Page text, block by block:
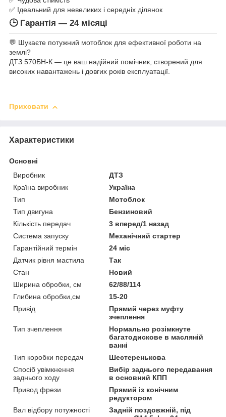
✅ Ідеальний для невеликих і середніх ділянок
🕒 Гарантія — 24 місяці
💬 Шукаєте потужний мотоблок для ефективної роботи на
землі?
ДТЗ 570БН-К — це ваш надійний помічник, створений для
високих навантажень і довгих років експлуатації.
Приховати
Характеристики
Основні
Виробник
ДТЗ
Країна виробник
Україна
Тип
Мотоблок
Тип двигуна
Бензиновий
Кількість передач
3 вперед/1 назад
Система запуску
Механічний стартер
Гарантійний термін
24 міс
Датчик рівня мастила
Так
Стан
Новий
Ширина обробки, см
62/88/114
Глибина обробки,см
15-20
Привід
Прямий через муфту
зчеплення
Тип зчеплення
Нормально розімкнуте
багатодискове в масляній
ванні
Тип коробки передач
Шестеренькова
Спосіб увімкнення
заднього ходу
Вибір заднього передавання
в основний КПП
Привод фрези
Прямий із конічним
редуктором
Вал відбору потужності
Задній поздовжній, під